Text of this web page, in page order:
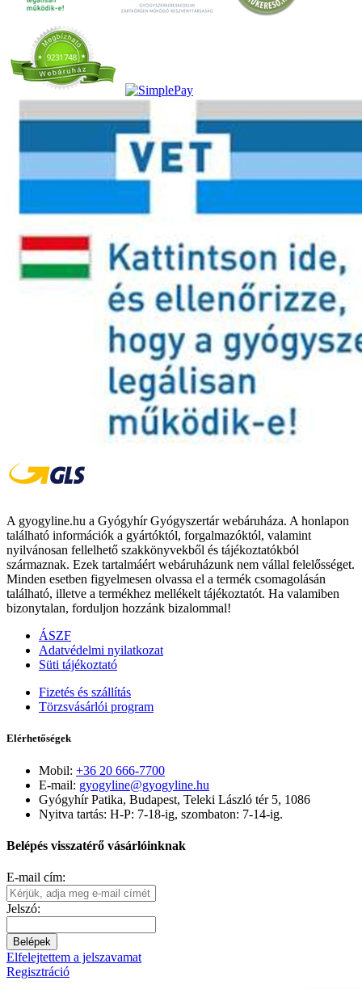
A gyogyline.hu a Gyógyhír Gyógyszertár webáruháza. A honlapon
található információk a gyártóktól, forgalmazóktól, valamint
nyilvánosan fellelhető szakkönyvekből és tájékoztatókból
származnak. Ezek tartalmáért webáruházunk nem vállal felelősséget.
Minden esetben figyelmesen olvassa el a termék csomagolásán
található, illetve a termékhez mellékelt tájékoztatót. Ha valamiben
bizonytalan, forduljon hozzánk bizalommal!
ÁSZF
Adatvédelmi nyilatkozat
Süti tájékoztató
Fizetés és szállítás
Törzsvásárlói program
Elérhetőségek
Mobil: +36 20 666-7700
E-mail: gyogyline@gyogyline.hu
Gyógyhír Patika, Budapest, Teleki László tér 5, 1086
Nyitva tartás: H-P: 7-18-ig, szombaton: 7-14-ig.
Belépés visszatérő vásárlóinknak
E-mail cím:
Jelszó:
Belépek
Elfelejtettem a jelszavamat
Regisztráció